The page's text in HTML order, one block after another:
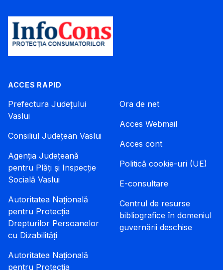
ACCES RAPID
Prefectura Județului
Vaslui
Consiliul Județean Vaslui
Agenția Județeană
pentru Plăți și Inspecție
Socială Vaslui
Autoritatea Națională
pentru Protecția
Drepturilor Persoanelor
cu Dizabilități
Autoritatea Națională
pentru Protecția
Ora de net
Acces Webmail
Acces cont
Politică cookie-uri (UE)
E-consultare
Centrul de resurse
bibliografice în domeniul
guvernării deschise